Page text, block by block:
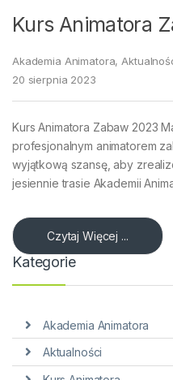
Kurs Animatora
Akademia Animatora,
20 sierpnia 2023
Kurs Animatora Zabaw 2023
profesjonalnym animatorem
wyjątkową szansę, aby
jesiennie trasie Akademii
Czytaj Więcej ...
Kategorie
Akademia Animatora
Aktualności